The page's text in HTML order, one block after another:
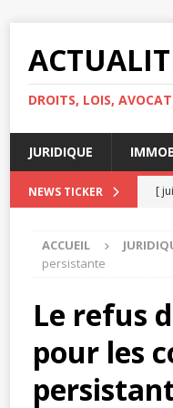
DROITS, LOIS,
JURIDIQUE
NEWS TICKER [
[
[
[
ACCUEIL
persistante
Le refus
pour les